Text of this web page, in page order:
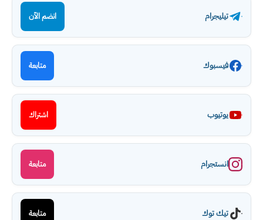
تيليجرام انضم الآن
فيسبوك متابعة
يوتيوب اشتراك
انستجرام متابعة
تيك توك متابعة